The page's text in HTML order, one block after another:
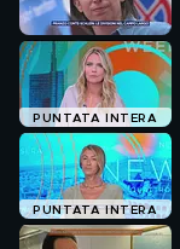
PUNTATA INTERA
PUNTATA INTERA